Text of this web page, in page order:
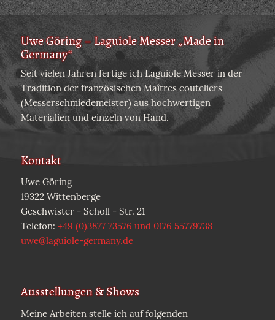
Uwe Göring – Laguiole Messer „Made in
Germany“
Seit vielen Jahren fertige ich Laguiole Messer in der
Tradition der französischen Maîtres couteliers
(Messerschmiedemeister) aus hochwertigen
Materialien und einzeln von Hand.
Kontakt
Uwe Göring
19322 Wittenberge
Geschwister - Scholl - Str. 21
Telefon: +49 (0)3877 73576 und 0176 55779738
uwe@laguiole-germany.de
Ausstellungen & Shows
Meine Arbeiten stelle ich auf folgenden